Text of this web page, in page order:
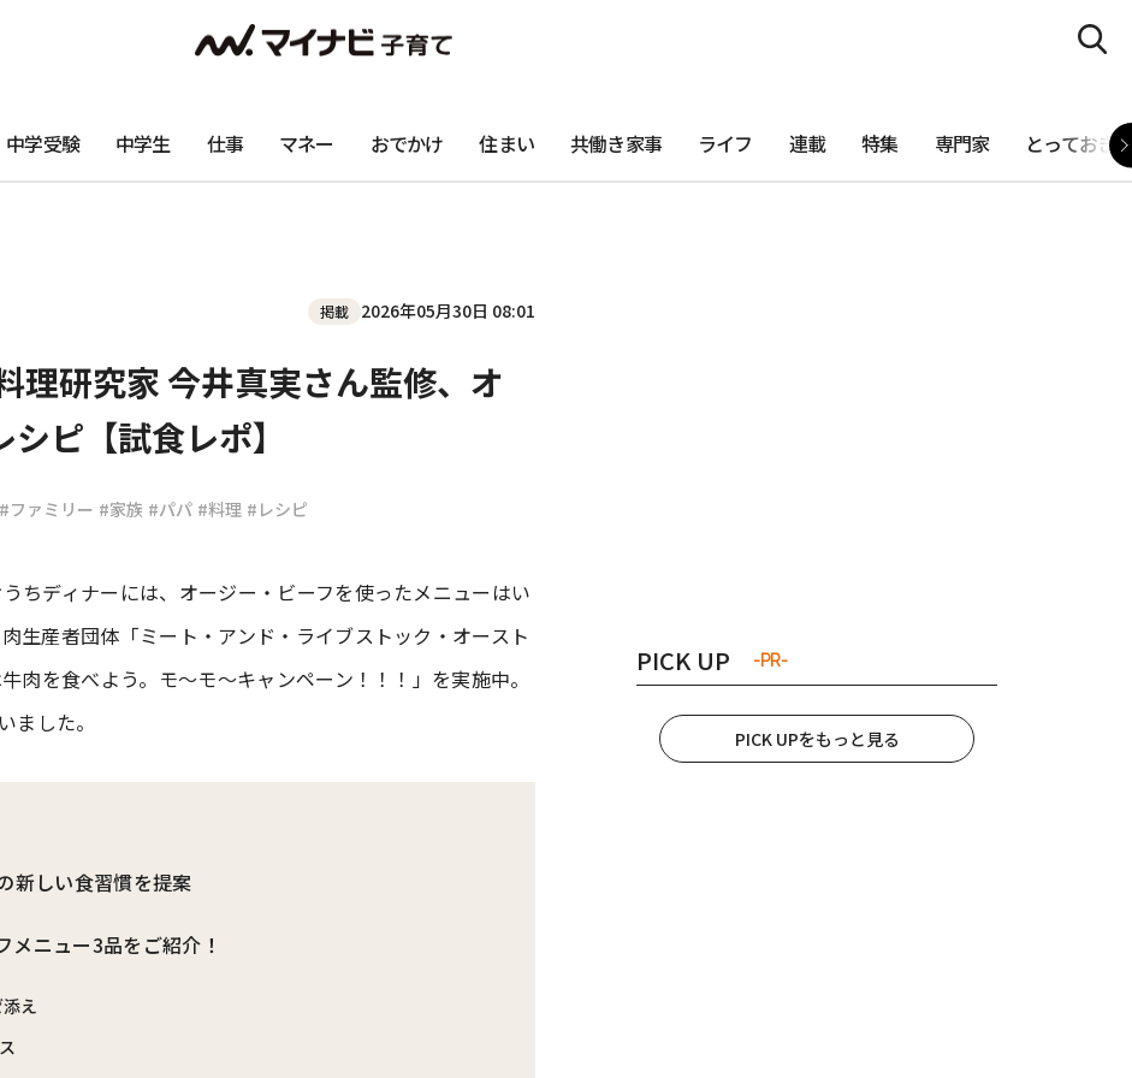
ビーニュース
中学受験 中学生 仕事 マネー おでかけ 住まい 共働き家事 ライフ 連載 特集 専門家 とっておき
掲載 2026年05月30日 08:01
理研究家 今井真実さん監修、オ
ピ【試食レポ】
#ファミリー #家族 #パパ #料理 #レシピ
ちディナーには、オージー・ビーフを使ったメニューはい
生産者団体「ミート・アンド・ライブストック・オースト
肉を食べよう。モ〜モ〜キャンペーン！！！」を実施中。
ました。
新しい食習慣を提案
メニュー3品をご紹介！
え
PICK UP -PR-
PICK UPをもっと見る